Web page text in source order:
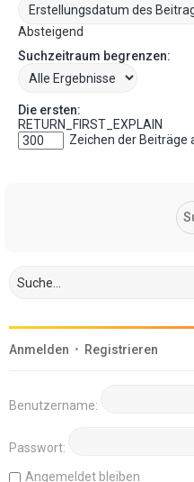
Absteigend
Suchzeitraum begrenzen:
Die ersten:
RETURN_FIRST_EXPLAIN
Zeichen der Beiträge
Anmelden • Registrieren
Benutzername:
Passwort:
Angemeldet bleiben